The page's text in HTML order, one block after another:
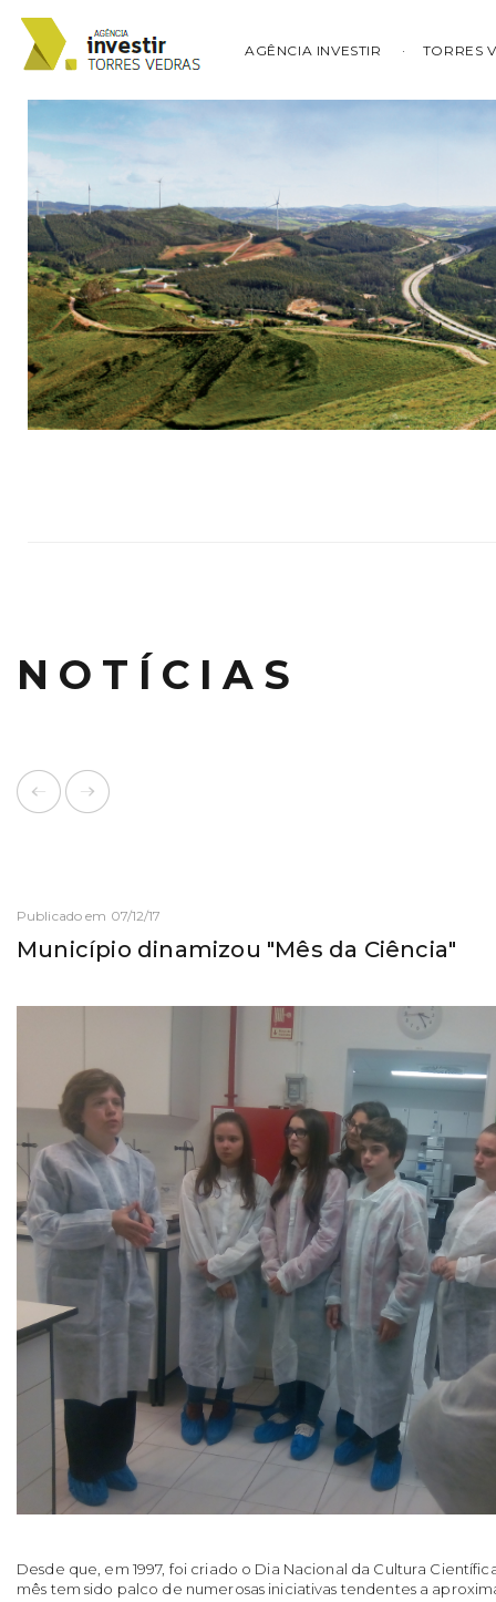
AGÊNCIA INVESTIR TORRES
NOTÍCIAS
Publicado em 07/12/17
Município dinamizou "Mês da Ciência"
Desde que, em 1997, foi criado o Dia Nacional da Cultura
mês tem sido palco de numerosas iniciativas tendentes a